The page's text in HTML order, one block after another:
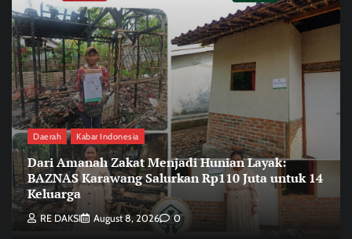
Daerah Kabar Indonesia
Dari Amanah Zakat Menjadi Hunian Layak:
BAZNAS Karawang Salurkan Rp110 Juta untuk 14
Keluarga
RE DAKSI August 8, 2026 0